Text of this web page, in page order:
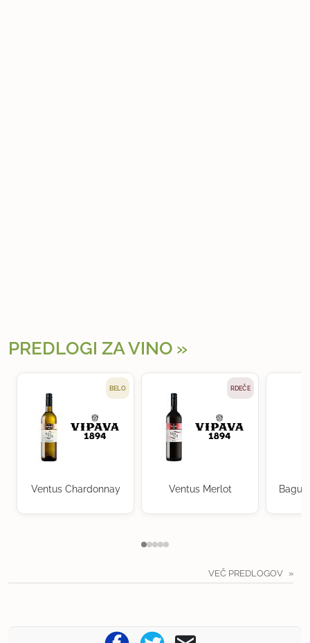
PREDLOGI ZA VINO
BELO
Ventus Chardonnay
RDEČE
Ventus Merlot
VEČ PREDLOGOV